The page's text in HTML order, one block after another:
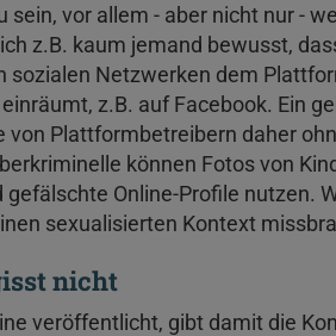
sein, vor allem - aber nicht nur -
z.B. kaum jemand bewusst,
sozialen Netzwerken dem
z.B. auf Facebook. Ein
von Plattformbetreibern daher
können Fotos von
Online-Profile nutzen.
sexualisierten Kontext
nicht
veröffentlicht, gibt damit die